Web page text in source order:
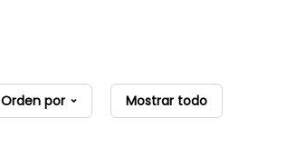
Orden por Mostrar todo